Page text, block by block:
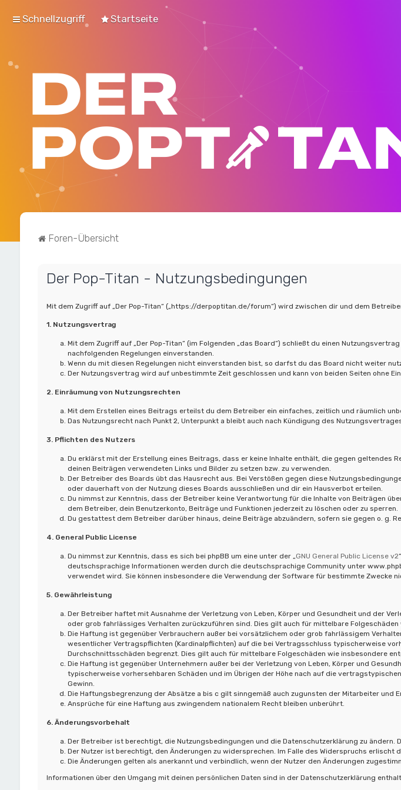
Schnellzugriff Startseite
Foren-Übersicht
Der Pop-Titan - Nutzungsbedingungen
Mit dem Zugriff auf „Der Pop-Titan“ („https://derpoptitan.de/forum“) wird zwischen dir und dem
1. Nutzungsvertrag
Mit dem Zugriff auf „Der Pop-Titan“ (im Folgenden „das Board“) schließt du einen
nachfolgenden Regelungen einverstanden.
Wenn du mit diesen Regelungen nicht einverstanden bist, so darfst du das Board nicht weiter
Der Nutzungsvertrag wird auf unbestimmte Zeit geschlossen und kann von beiden Seiten ohne
2. Einräumung von Nutzungsrechten
Mit dem Erstellen eines Beitrags erteilst du dem Betreiber ein einfaches, zeitlich und räumlich
Das Nutzungsrecht nach Punkt 2, Unterpunkt a bleibt auch nach Kündigung des
3. Pflichten des Nutzers
Du erklärst mit der Erstellung eines Beitrags, dass er keine Inhalte enthält, die gegen geltendes
deinen Beiträgen verwendeten Links und Bilder zu setzen bzw. zu verwenden.
Der Betreiber des Boards übt das Hausrecht aus. Bei Verstößen gegen diese
oder dauerhaft von der Nutzung dieses Boards ausschließen und dir ein Hausverbot erteilen.
Du nimmst zur Kenntnis, dass der Betreiber keine Verantwortung für die Inhalte von Beiträgen
dem Betreiber, dein Benutzerkonto, Beiträge und Funktionen jederzeit zu löschen oder zu sperren.
Du gestattest dem Betreiber darüber hinaus, deine Beiträge abzuändern, sofern sie gegen o. g.
4. General Public License
Du nimmst zur Kenntnis, dass es sich bei phpBB um eine unter der „GNU General Public License v2
deutschsprachige Informationen werden durch die deutschsprachige Community unter
verwendet wird. Sie können insbesondere die Verwendung der Software für bestimmte Zwecke
5. Gewährleistung
Der Betreiber haftet mit Ausnahme der Verletzung von Leben, Körper und Gesundheit und der
oder grob fahrlässiges Verhalten zurückzuführen sind. Dies gilt auch für mittelbare
Die Haftung ist gegenüber Verbrauchern außer bei vorsätzlichem oder grob fahrlässigem
wesentlicher Vertragspflichten (Kardinalpflichten) auf die bei Vertragsschluss typischerweise
Durchschnittsschäden begrenzt. Dies gilt auch für mittelbare Folgeschäden wie insbesondere
Die Haftung ist gegenüber Unternehmern außer bei der Verletzung von Leben, Körper und
typischerweise vorhersehbaren Schäden und im Übrigen der Höhe nach auf die
Gewinn.
Die Haftungsbegrenzung der Absätze a bis c gilt sinngemäß auch zugunsten der Mitarbeiter und
Ansprüche für eine Haftung aus zwingendem nationalem Recht bleiben unberührt.
6. Änderungsvorbehalt
Der Betreiber ist berechtigt, die Nutzungsbedingungen und die Datenschutzerklärung zu ändern.
Der Nutzer ist berechtigt, den Änderungen zu widersprechen. Im Falle des Widerspruchs
Die Änderungen gelten als anerkannt und verbindlich, wenn der Nutzer den Änderungen
Informationen über den Umgang mit deinen persönlichen Daten sind in der Datenschutzerklärung